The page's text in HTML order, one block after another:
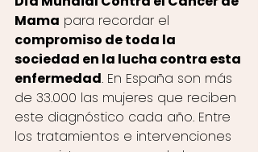
Mama para recordar el
compromiso de toda la
sociedad en la lucha contra esta
enfermedad. En España son más
de 33.000 las mujeres que reciben
este diagnóstico cada año. Entre
los tratamientos e intervenciones